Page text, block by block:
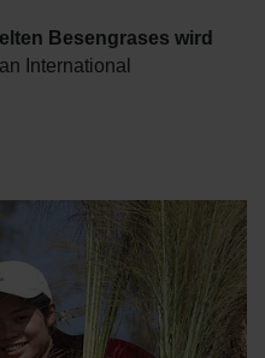
Besengrases wird
International